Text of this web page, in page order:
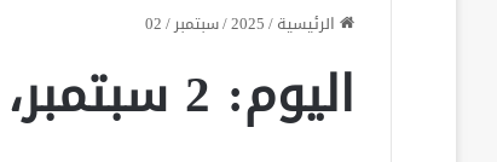
الرئيسية/
2025
/سبتمبر/
02
اليوم: 2 سبتمبر، 2025